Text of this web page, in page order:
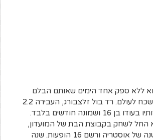
ביולי 2015 הוא ללא ספק אחד הימים שאותם הבלם
הצרפתי הצעיר לא ישכח לעולם. רד בול זלצבורג, העבירה 2.2
מיליון אירו עבור שירותיו בעודו בן 16 ושמונה חודשים בלבד.
החל לשחק בקבוצת הבת של המועדון,
ליפרינג, מליגת המשנה של אוסטריה ורשם 16 הופעות. שנה